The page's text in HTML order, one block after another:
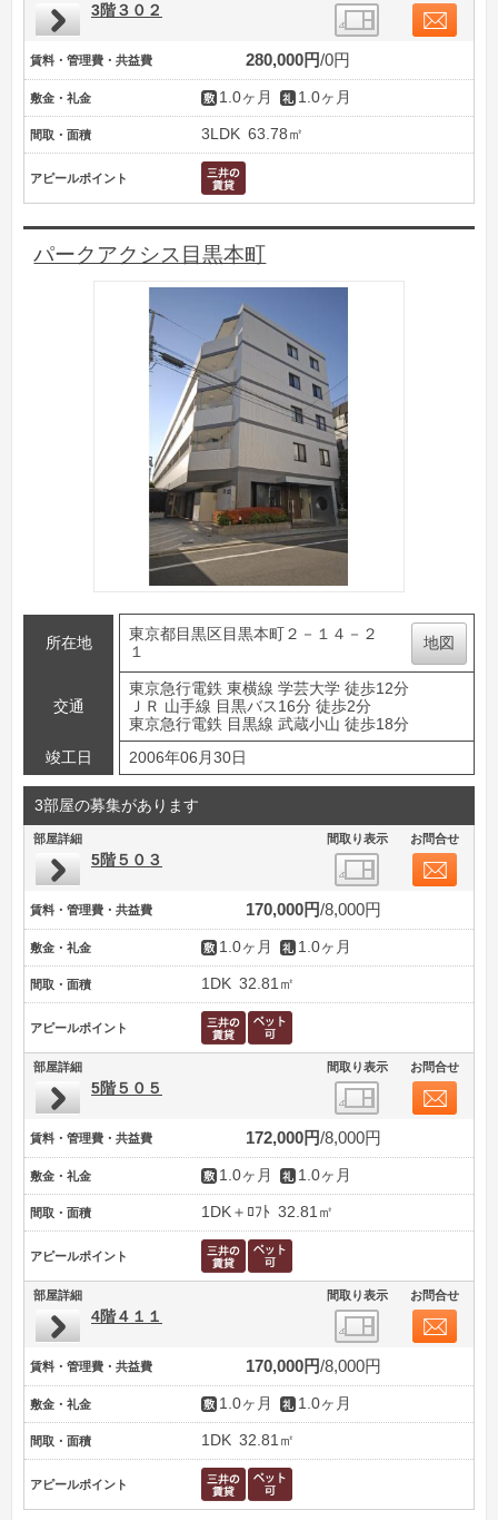
3階３０２
賃料・管理費・共益費 280,000円 0円
敷金・礼金 1.0ヶ月 1.0ヶ月
間取・面積 3LDK 63.78㎡
アピールポイント
パークアクシス目黒本町
所在地
東京都目黒区目黒本町２－１４－２
１
地図
交通
東京急行電鉄 東横線 学芸大学 徒歩12分
ＪＲ 山手線 目黒バス16分 徒歩2分
東京急行電鉄 目黒線 武蔵小山 徒歩18分
竣工日
2006年06月30日
3部屋の募集があります
部屋詳細 間取り表示 お問合せ
5階５０３
賃料・管理費・共益費 170,000円 8,000円
敷金・礼金 1.0ヶ月 1.0ヶ月
間取・面積 1DK 32.81㎡
アピールポイント
部屋詳細 間取り表示 お問合せ
5階５０５
賃料・管理費・共益費 172,000円 8,000円
敷金・礼金 1.0ヶ月 1.0ヶ月
間取・面積 1DK＋ﾛﾌﾄ 32.81㎡
アピールポイント
部屋詳細 間取り表示 お問合せ
4階４１１
賃料・管理費・共益費 170,000円 8,000円
敷金・礼金 1.0ヶ月 1.0ヶ月
間取・面積 1DK 32.81㎡
アピールポイント